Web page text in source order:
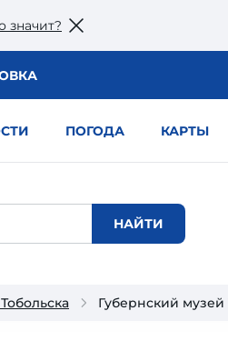
значит?
ПОГОДА КАРТЫ
Губернский музей